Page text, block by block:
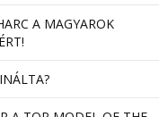
A MAGYAROK